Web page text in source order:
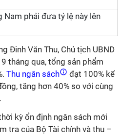
Nam phải đưa tỷ lệ này lên
Đinh Văn Thu, Chủ tịch UBND
tháng qua, tổng sản phẩm
Thu ngân sách
đạt 100% kế
tăng hơn 40% so với cùng
kỳ ổn định ngân sách mới
tra của Bộ Tài chính và thu –